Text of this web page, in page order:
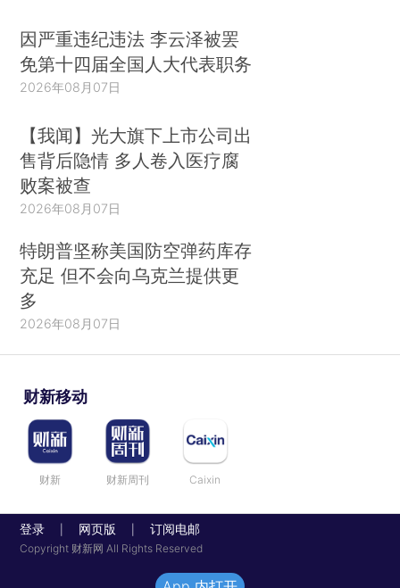
因严重违纪违法 李云泽被罢
免第十四届全国人大代表职务
2026年08月07日
【我闻】光大旗下上市公司出
售背后隐情 多人卷入医疗腐
败案被查
2026年08月07日
特朗普坚称美国防空弹药库存
充足 但不会向乌克兰提供更
多
2026年08月07日
财新移动
财新 财新周刊 Caixin
登录 网页版 订阅电邮
Copyright 财新网 All Rights Reserved